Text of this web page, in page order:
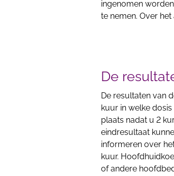
ingenomen
te nemen. Over
De
De resultaten van
kuur in welke
plaats nadat u 2
eindresultaat
informeren over
kuur.
of andere